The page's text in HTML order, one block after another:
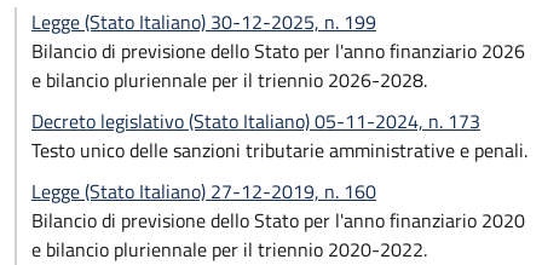
Legge (Stato Italiano) 30-12-2025, n. 199
Bilancio di previsione dello Stato per l'anno finanziario 2026
e bilancio pluriennale per il triennio 2026-2028.
Decreto legislativo (Stato Italiano) 05-11-2024, n. 173
Testo unico delle sanzioni tributarie amministrative e penali.
Legge (Stato Italiano) 27-12-2019, n. 160
Bilancio di previsione dello Stato per l'anno finanziario 2020
e bilancio pluriennale per il triennio 2020-2022.